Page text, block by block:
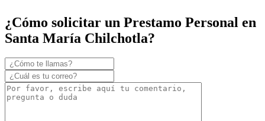
¿Cómo solicitar un Prestamo Personal en
Santa María Chilchotla?